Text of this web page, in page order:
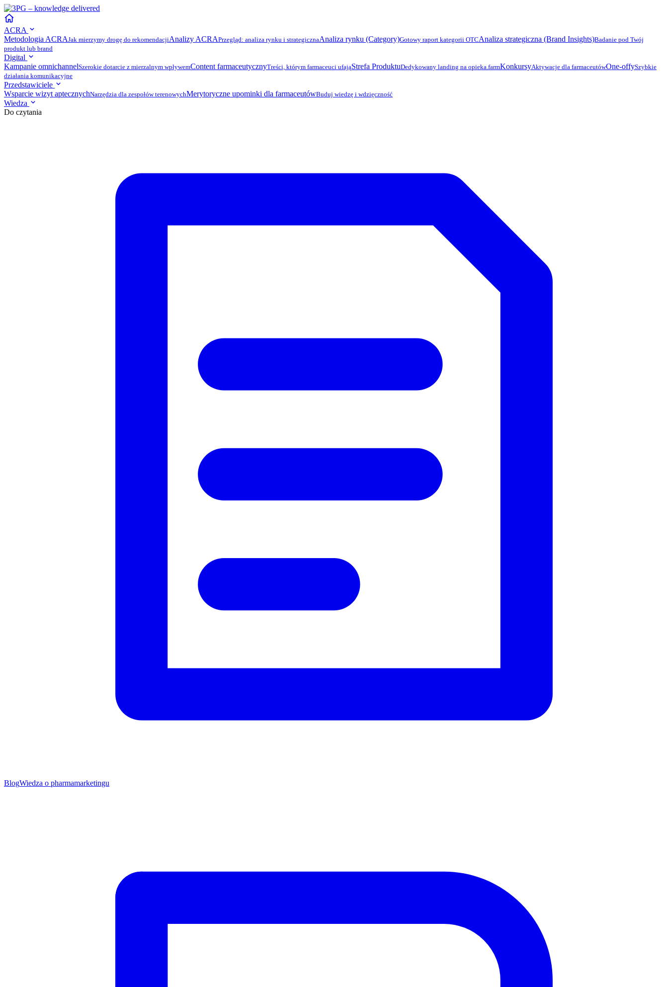
ACRA
Metodologia ACRAJak mierzymy drogę do rekomendacjiAnalizy ACRAPrzegląd: analiza rynku i strategicznaAnaliza rynku (Category)Gotowy raport kategorii OTCAnaliza strategiczna (Brand Insights)Badanie pod Twój
produkt lub brand
Digital
Kampanie omnichannelSzerokie dotarcie z mierzalnym wpływemContent farmaceutycznyTreści, którym farmaceuci ufająStrefa ProduktuDedykowany landing na opieka.farmKonkursyAktywacje dla farmaceutówOne-offySzybkie
działania komunikacyjne
Przedstawiciele
Wsparcie wizyt aptecznychNarzędzia dla zespołów terenowychMerytoryczne upominki dla farmaceutówBuduj wiedzę i wdzięczność
Wiedza
Do czytania
BlogWiedza o pharmamarketingu